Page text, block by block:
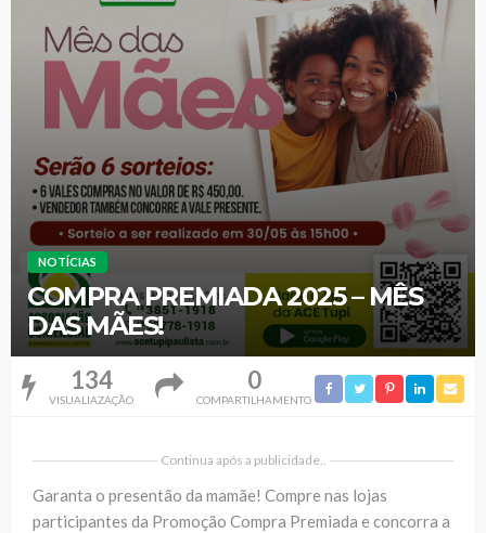
NOTÍCIAS
COMPRA PREMIADA 2025 – MÊS
DAS MÃES!
134
VISUALIAZAÇÃO
0
COMPARTILHAMENTO
Continua após a publicidade..
Garanta o presentão da mamãe! Compre nas lojas
participantes da Promoção Compra Premiada e concorra a